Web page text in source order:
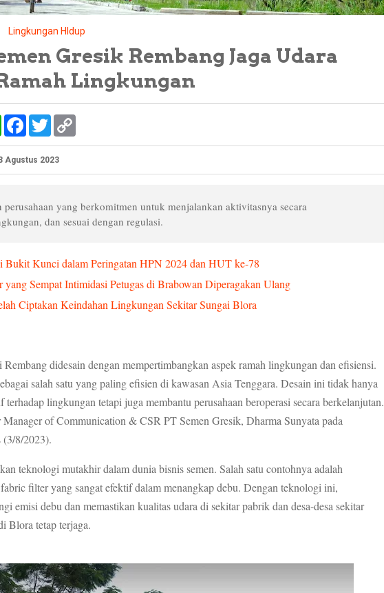
Lingkungan HIdup
Gresik Rembang Jaga Udara
Lingkungan
W
s
A
b
o
t
e
i
Agustus 2023
perusahaan yang berkomitmen untuk menjalankan aktivitasnya secara
dan sesuai dengan regulasi.
Kunci dalam Peringatan HPN 2024 dan HUT ke-78
Sempat Intimidasi Petugas di Brabowan Diperagakan Ulang
Ciptakan Keindahan Lingkungan Sekitar Sungai Blora
didesain dengan mempertimbangkan aspek ramah lingkungan dan efisiensi.
salah satu yang paling efisien di kawasan Asia Tenggara. Desain ini tidak hanya
lingkungan tetapi juga membantu perusahaan beroperasi secara berkelanjutan.
of Communication & CSR PT Semen Gresik, Dharma Sunyata pada
(3/8/2023).
teknologi mutakhir dalam dunia bisnis semen. Salah satu contohnya adalah
filter yang sangat efektif dalam menangkap debu. Dengan teknologi ini,
emisi debu dan memastikan kualitas udara di sekitar pabrik dan desa-desa sekitar
Blora tetap terjaga.